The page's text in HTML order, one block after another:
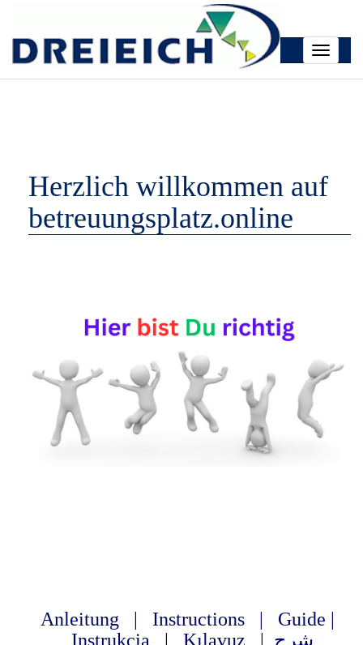
Toggle
Herzlich willkommen auf
betreuungsplatz.online
Anleitung | Instructions| Guide |
Instrukcia | Kılavuz | شرح